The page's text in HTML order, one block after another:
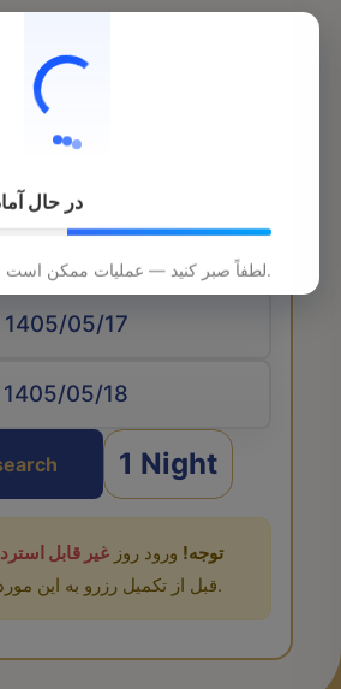
date
1 Night
توجه! ورود روز غیر قابل
قبل از تکمیل رزرو به این مورد دقت فرمایید.
در حال
لطفاً صبر کنید — عملیات ممکن است چند ثانیه طول بکشد.